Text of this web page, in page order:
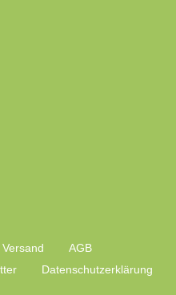
AGB
Datenschutzerklärung